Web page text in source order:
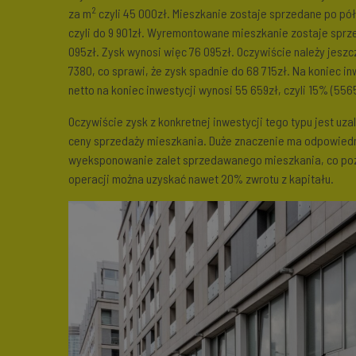
za m2 czyli 45 000zł. Mieszkanie zostaje sprzedane po
czyli do 9 901zł. Wyremontowane mieszkanie zostaje
095zł. Zysk wynosi więc 76 095zł. Oczywiście należy
7380, co sprawi, że zysk spadnie do 68 715zł. Na koniec
netto na koniec inwestycji wynosi 55 659zł, czyli 15%
Oczywiście zysk z konkretnej inwestycji tego typu jest
ceny sprzedaży mieszkania. Duże znaczenie ma
wyeksponowanie zalet sprzedawanego mieszkania, co
operacji można uzyskać nawet 20% zwrotu z kapitału.